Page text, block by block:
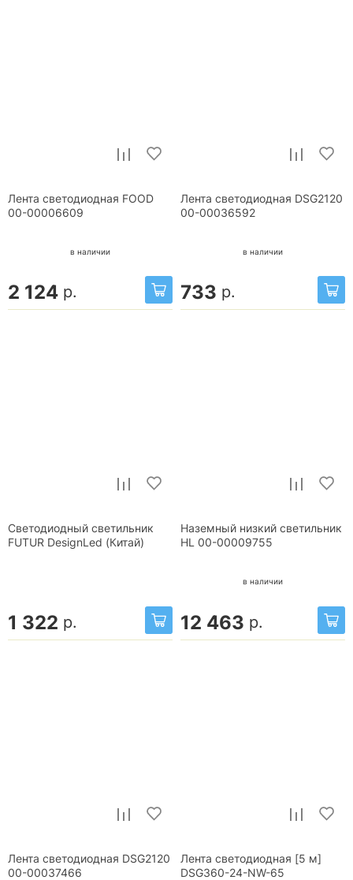
Лента светодиодная FOOD
00-00006609
в наличии
2 124 р.
Лента светодиодная DSG2120
00-00036592
в наличии
733 р.
Светодиодный светильник
FUTUR DesignLed (Китай)
1 322 р.
Наземный низкий светильник
HL 00-00009755
в наличии
12 463 р.
Лента светодиодная DSG2120
00-00037466
Лента светодиодная [5 м]
DSG360-24-NW-65